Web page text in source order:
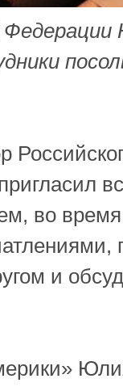
Федерации
во время
и